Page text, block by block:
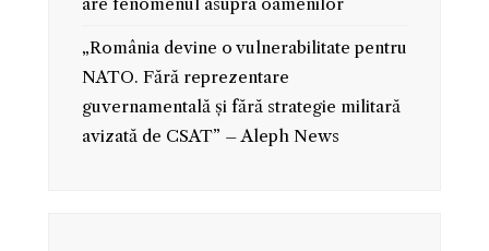
are fenomenul asupra oamenilor
„România devine o vulnerabilitate pentru
NATO. Fără reprezentare
guvernamentală și fără strategie militară
avizată de CSAT” – Aleph News